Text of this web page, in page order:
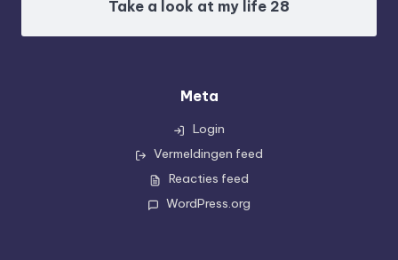
Take a look at my life 28
Meta
Login
Vermeldingen feed
Reacties feed
WordPress.org